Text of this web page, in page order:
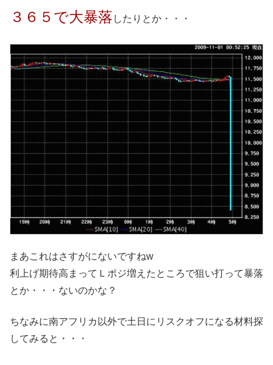
３６５で大暴落 したりとか・・・
まあこれはさすがにないですねw
利上げ期待高まってＬポジ増えたところで狙い打って暴落
とか・・・ないのかな？
ちなみに南アフリカ以外で土日にリスクオフになる材料探
してみると・・・